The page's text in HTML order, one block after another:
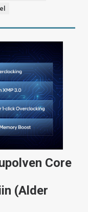
Core
(Alder